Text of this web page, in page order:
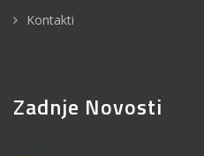
Kontakti
Zadnje Novosti